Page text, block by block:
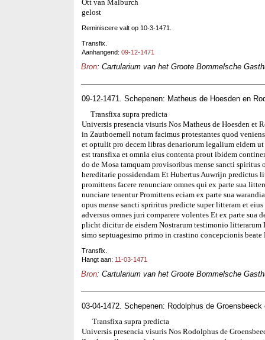
Ott van Malburch
gelost
Reminiscere valt op 10-3-1471.
Transfix.
Aanhangend: 09-12-1471
Bron: Cartularium van het Groote Bommelsche
09-12-1471. Schepenen: Matheus de Hoesden en
Transfixa supra predicta
Universis presencia visuris Nos Matheus de Hoesden et
in Zautboemell notum facimus protestantes quod
et optulit pro decem libras denariorum legalium eidem
est transfixa et omnia eius contenta prout ibidem
do de Mosa tamquam provisoribus mense sancti spiritus
hereditarie possidendam Et Hubertus Auwrijn predictus
promittens facere renunciare omnes qui ex parte sua
nunciare tenentur Promittens eciam ex parte sua
opus mense sancti spriritus predicte super litteram et
adversus omnes juri comparere volentes Et ex parte sua
plicht dicitur de eisdem Nostrarum testimonio
simo septuagesimo primo in crastino concepcionis
Transfix.
Hangt aan: 11-03-1471
Bron: Cartularium van het Groote Bommelsche
03-04-1472. Schepenen: Rodolphus de
Transfixa supra predicta
Universis presencia visuris Nos Rodolphus de